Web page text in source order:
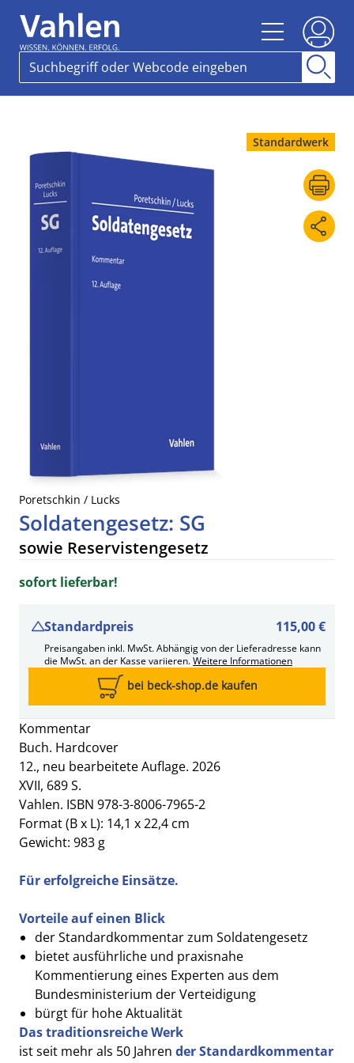
Standardwerk
Poretschkin / Lucks
Soldatengesetz: SG
sowie Reservistengesetz
Kommentar
Buch. Hardcover
12., neu bearbeitete Auflage. 2026
XVII, 689 S.
Vahlen. ISBN 978-3-8006-7965-2
Format (B x L): 14,1 x 22,4 cm
Gewicht: 983 g
Für erfolgreiche Einsätze.
Vorteile auf einen Blick
der Standardkommentar zum Soldatengesetz
bietet ausführliche und praxisnahe
Kommentierung eines Experten aus dem
Bundesministerium der Verteidigung
bürgt für hohe Aktualität
Das traditionsreiche Werk
ist seit mehr als 50 Jahren der Standardkommentar
sofort lieferbar!
Standardpreis 115,00 €
Preisangaben inkl. MwSt. Abhängig von der Lieferadresse kann
die MwSt. an der Kasse variieren.Weitere Informationen
bei beck-shop.de kaufen